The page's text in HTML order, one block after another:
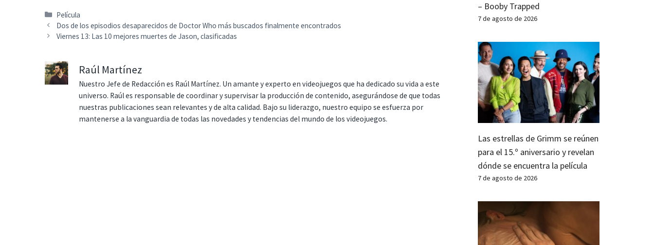
Categorías
Película
Dos de los episodios desaparecidos de Doctor Who más buscados finalmente encontrados
Viernes 13: Las 10 mejores muertes de Jason, clasificadas
Raúl Martínez
Nuestro Jefe de Redacción es Raúl Martínez. Un amante y experto en videojuegos que ha dedicado su vida a este
universo. Raúl es responsable de coordinar y supervisar la producción de contenido, asegurándose de que todas
nuestras publicaciones sean relevantes y de alta calidad. Bajo su liderazgo, nuestro equipo se esfuerza por
mantenerse a la vanguardia de todas las novedades y tendencias del mundo de los videojuegos.
– Booby Trapped
7 de agosto de 2026
Las estrellas de Grimm se reúnen
para el 15.º aniversario y revelan
dónde se encuentra la película
7 de agosto de 2026